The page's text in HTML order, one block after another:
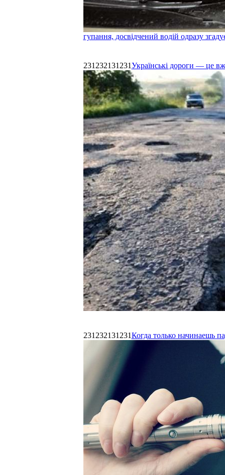
гупання, досвідчений водій одразу
231232131231Українські дороги — це
231232131231Когда только начинаешь